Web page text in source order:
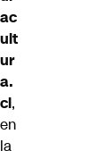
ac
ult
ur
a.
cl,
en
la